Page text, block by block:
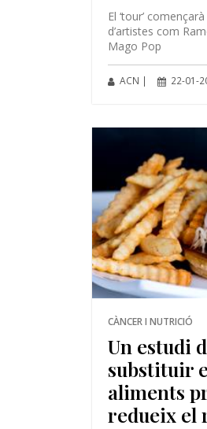
El ‘tour’
d’artistes com
Mago Pop
ACN | 22-01-
CÀNCER I NUTRICIÓ
Un estudi
substituir
aliments
redueix el